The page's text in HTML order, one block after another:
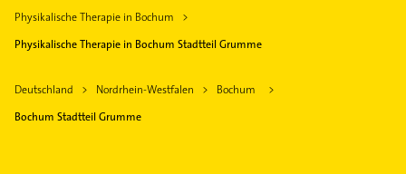
Physikalische Therapie in Bochum
Physikalische Therapie in Bochum Stadtteil Grumme
Deutschland Nordrhein-Westfalen
Bochum
Bochum Stadtteil Grumme